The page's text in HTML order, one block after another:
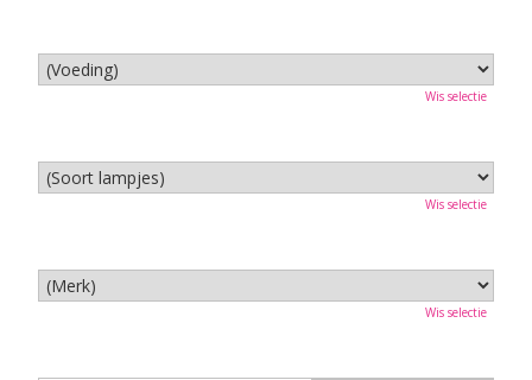
Wis selectie
Wis selectie
Wis selectie